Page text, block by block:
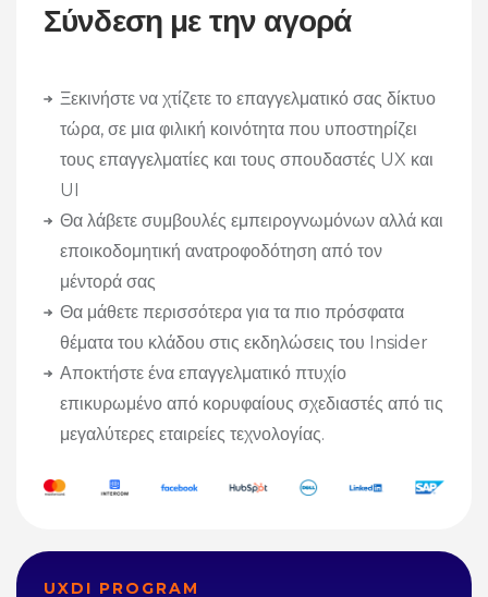
Σύνδεση με την αγορά
Ξεκινήστε να χτίζετε το επαγγελματικό σας δίκτυο
τώρα, σε μια φιλική κοινότητα που υποστηρίζει
τους επαγγελματίες και τους σπουδαστές UX και
UI
Θα λάβετε συμβουλές εμπειρογνωμόνων αλλά και
εποικοδομητική ανατροφοδότηση από τον
μέντορά σας
Θα μάθετε περισσότερα για τα πιο πρόσφατα
θέματα του κλάδου στις εκδηλώσεις του Insider
Αποκτήστε ένα επαγγελματικό πτυχίο
επικυρωμένο από κορυφαίους σχεδιαστές από τις
μεγαλύτερες εταιρείες τεχνολογίας.
UXDI PROGRAM